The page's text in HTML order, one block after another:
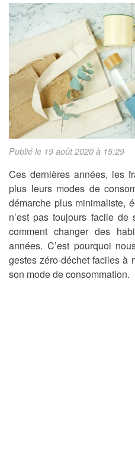
Publié le 19 août 2020 à 15:29
Ces dernières années, les
plus leurs modes de
démarche plus minimaliste,
n’est pas toujours facile
comment changer des
années. C’est pourquoi
gestes zéro-déchet faciles à
son mode de consommation.